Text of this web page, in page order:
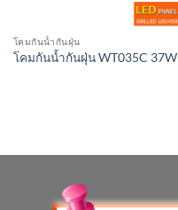
โคมกันน้ำกันฝุ่น
โคมกันน้ำกันฝุ่น WT035C 37W